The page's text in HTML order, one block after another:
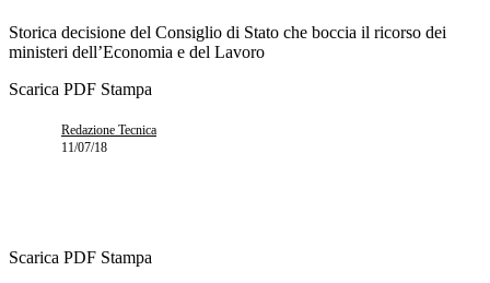
Storica decisione del Consiglio di Stato che boccia il ricorso dei
ministeri dell’Economia e del Lavoro
Scarica PDF Stampa
Redazione Tecnica
11/07/18
Scarica PDF Stampa